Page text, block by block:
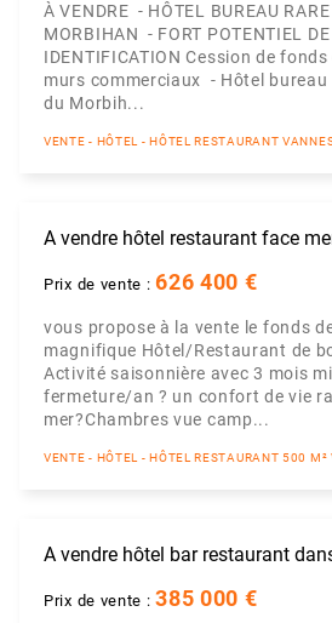
À VENDRE - HÔTEL BUREAU
MORBIHAN - FORT POTENTIEL
IDENTIFICATION Cession de
murs commerciaux - Hôtel
du Morbih...
VENTE - HÔTEL - HÔTEL RESTAURANT
A vendre hôtel restaurant face
Prix de vente :626 400 €
vous propose à la vente le fonds
magnifique Hôtel/Restaurant de
Activité saisonnière avec 3 mois
fermeture/an ? un confort de vie
mer?Chambres vue camp...
VENTE - HÔTEL - HÔTEL RESTAURANT 500 M²
A vendre hôtel bar restaurant
Prix de vente :385 000 €